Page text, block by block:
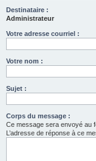
Destinataire :
Administrateur
Votre adresse courriel :
Votre nom :
Sujet :
Corps du message :
Ce message sera envoyé au
L’adresse de réponse à ce